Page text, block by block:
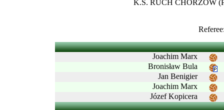
K.S. RUCH CHORZÓW
Joachim Marx
Bronisław Bula
Jan Benigier
Joachim Marx
Józef Kopicera